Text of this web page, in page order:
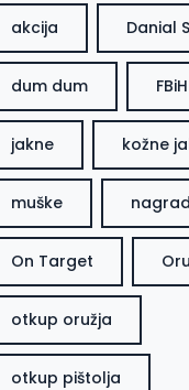
akcija Danial S
dum dum FBiH
jakne kožne
muške
On Target
otkup oružja
otkup pištolja